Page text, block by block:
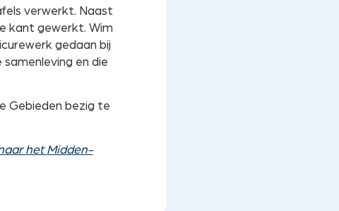
verwerkt. Naast
kant gewerkt. Wim
gedaan bij
en die
Gebieden bezig te
het Midden-